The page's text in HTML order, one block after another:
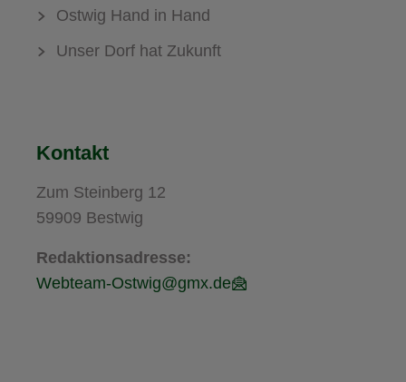
Ostwig Hand in Hand
Unser Dorf hat Zukunft
Kontakt
Zum Steinberg 12
59909 Bestwig
Redaktionsadresse:
Webteam-Ostwig@gmx.de